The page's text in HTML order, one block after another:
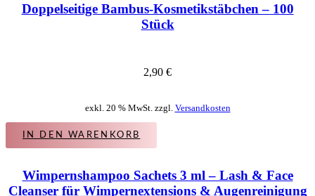
Doppelseitige Bambus-Kosmetikstäbchen – 100
Stück
2,90 €
exkl. 20 % MwSt. zzgl. Versandkosten
IN DEN WARENKORB
Wimpernshampoo Sachets 3 ml – Lash & Face
Cleanser für Wimpernextensions & Augenreinigung